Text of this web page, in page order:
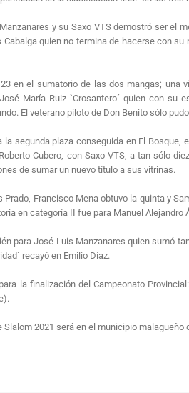
y su Saxo VTS demostró ser el
quien no termina de hacerse con
en el sumatorio de las dos mangas;
María Ruiz `Crosantero´ quien con
El veterano piloto de Don Benito sólo
segunda plaza conseguida en El
Cubero, con Saxo VTS, a tan sólo
de sumar un nuevo título a sus vitrinas.
Francisco Mena obtuvo la quinta y
en categoría II fue para Manuel Alejandro
para José Luis Manzanares quien sumó
recayó en Emilio Díaz.
la finalización del Campeonato
2021 será en el municipio malagueño